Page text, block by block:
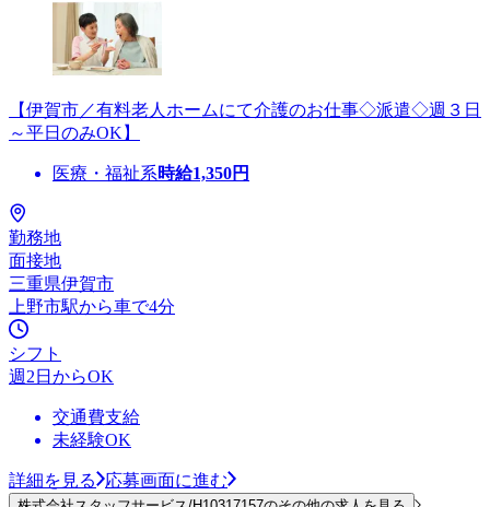
【伊賀市／有料老人ホームにて介護のお仕事◇派遣◇週３日
～平日のみOK】
医療・福祉系時給1,350円
勤務地
面接地
三重県伊賀市
上野市駅から車で4分
シフト
週2日からOK
交通費支給
未経験OK
詳細を見る 応募画面に進む